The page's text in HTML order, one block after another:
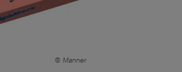
© Manner